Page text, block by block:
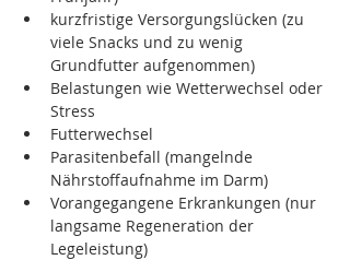
kurzfristige Versorgungslücken (zu
viele Snacks und zu wenig
Grundfutter aufgenommen)
Belastungen wie Wetterwechsel oder
Stress
Futterwechsel
Parasitenbefall (mangelnde
Nährstoffaufnahme im Darm)
Vorangegangene Erkrankungen (nur
langsame Regeneration der
Legeleistung)